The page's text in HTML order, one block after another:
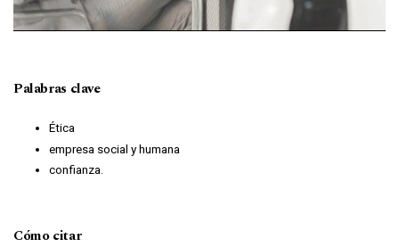
Palabras clave
Ética
empresa social y humana
confianza.
Cómo citar